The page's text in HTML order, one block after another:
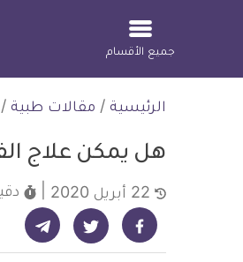
جميع الأقسام
الرئيسية / مقالات طبية /
هل يمكن علاج
شارك على فيسبوك - ديلي ميديكال انفو شارك على تويتر - ديلي ميديكال انفو شارك على تيليجرام - ديلي ميديكال انفو